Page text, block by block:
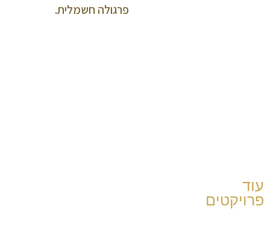
פרגולה חשמלית.
עוד
פרויקטים